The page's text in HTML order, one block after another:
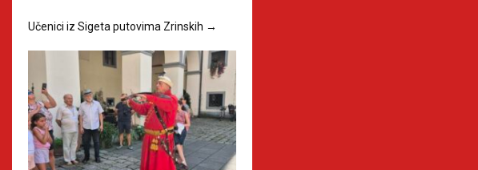
Učenici iz Sigeta putovima Zrinskih →